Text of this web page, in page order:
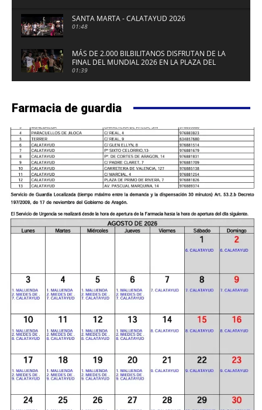
SANTA MARTA - CALATAYUD 2026
01:48
MÁS DE 2.000 BILBILITANOS DISFRUTAN DE LA
FINAL DEL MUNDIAL 2026 EN LA PLAZA DEL
FUERTE DE CALATAYUD
01:39
Farmacia de guardia